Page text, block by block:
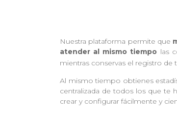
Nuestra plataforma permite que
atender al mismo tiempo las
mientras conservas el registro
Al mismo tiempo obtienes
centralizada de todos los que te
crear y configurar fácilmente y